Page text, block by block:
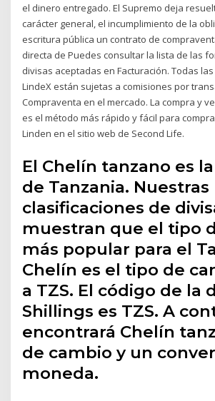
el dinero entregado. El Supremo deja
carácter general, el incumplimiento de la
escritura pública un contrato de
directa de Puedes consultar la lista de las
divisas aceptadas en Facturación. Todas
LindeX están sujetas a comisiones por
Compraventa en el mercado. La compra y
es el método más rápido y fácil para
Linden en el sitio web de Second Life.
El Chelín tanzano es
de Tanzania. Nuestras
clasificaciones de
muestran que el tipo
más popular para el
Chelín es el tipo de
a TZS. El código de la
Shillings es TZS. A
encontrará Chelín
de cambio y un
moneda.